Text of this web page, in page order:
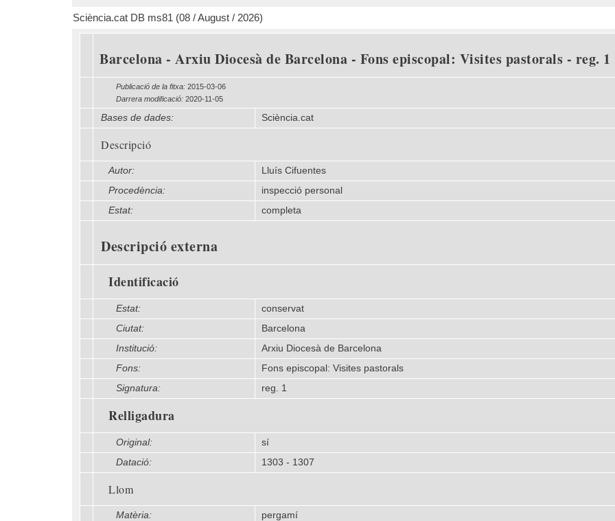
Sciència.cat DB ms81 (08 / August / 2026)
Barcelona - Arxiu Diocesà de Barcelona - Fons episcopal: Visites pastorals - reg. 1
Publicació de la fitxa: 2015-03-06
Darrera modificació: 2020-11-05
Bases de dades: Sciència.cat
Descripció
Autor:
Lluís Cifuentes
Procedència:
inspecció personal
Estat:
completa
Descripció externa
Identificació
Estat:
conservat
Ciutat:
Barcelona
Institució:
Arxiu Diocesà de Barcelona
Fons:
Fons episcopal: Visites pastorals
Signatura:
reg. 1
Relligadura
Original:
sí
Datació:
1303 - 1307
Llom
Matèria:
pergamí